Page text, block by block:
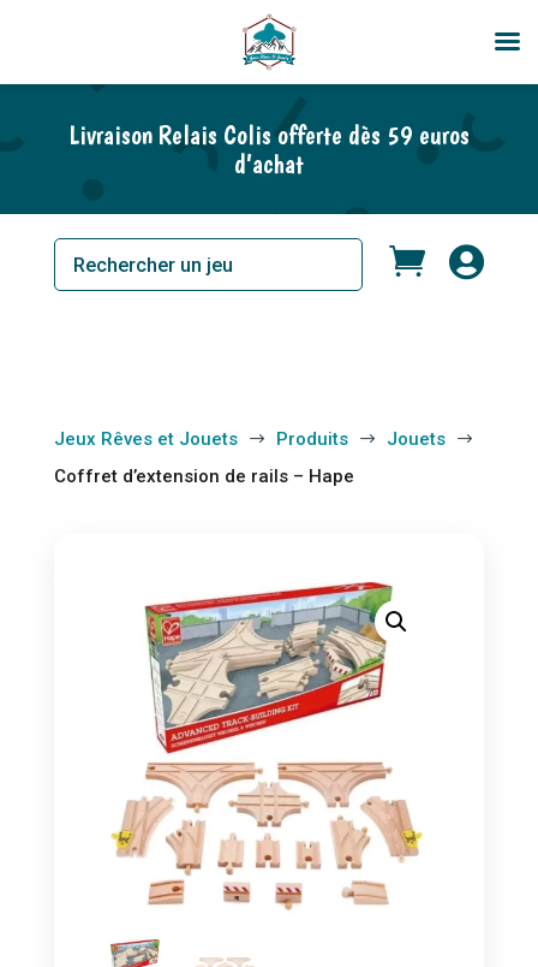
Livraison Relais Colis offerte dès 59 euros
d’achat
 
Jeux Rêves et Jouets $ Produits $ Jouets $
Coffret d’extension de rails – Hape